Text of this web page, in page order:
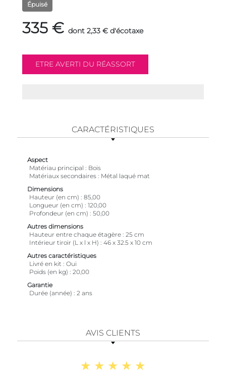
Épuisé
335 € dont 2,33 € d'écotaxe
CARACTÉRISTIQUES
Aspect
Matériau principal
Bois
Matériaux secondaires
Métal laqué mat
Dimensions
Hauteur (en cm)
85,00
Longueur (en cm)
120,00
Profondeur (en cm)
50,00
Autres dimensions
Hauteur entre chaque étagère 25 cm
Intérieur tiroir (L x l x H)
46 x 32.5 x 10 cm
Autres caractéristiques
Livré en kit Oui
Poids (en kg)
20,00
Garantie
Durée (année)
2 ans
AVIS CLIENTS